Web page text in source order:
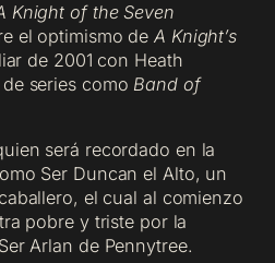
Knight of the Seven
el optimismo deA Knight’s
de 2001 con Heath
series como Band of
será recordado en la
Ser Duncan el Alto, un
el cual al comienzo
pobre y triste por la
Arlan de Pennytree.